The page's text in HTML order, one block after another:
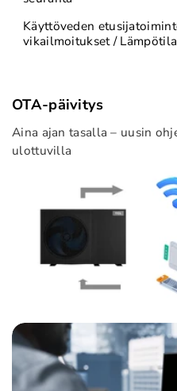
Käyttöveden
vikailmoitukset /
OTA-päivitys
Aina ajan tasalla – uusin
ulottuvilla